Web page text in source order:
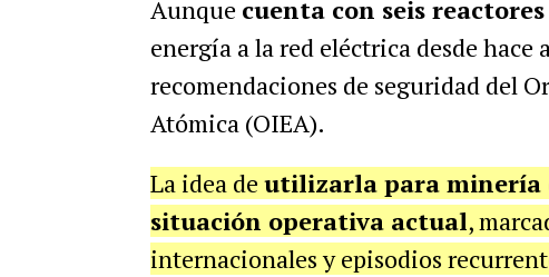
Aunque cuenta con seis
energía a la red eléctrica desde
recomendaciones de seguridad del
Atómica (OIEA).
La idea de utilizarla para minería
situación operativa actual,
internacionales y episodios